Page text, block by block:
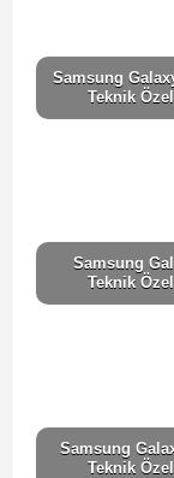
Samsung
Teknik
Samsung
Teknik
Samsung
Teknik